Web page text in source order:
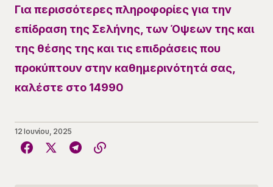
Για περισσότερες πληροφορίες για την
επίδραση της Σελήνης, των Όψεων της και
της θέσης της και τις επιδράσεις που
προκύπτουν στην καθημερινότητά σας,
καλέστε στο 14990
12 Ιουνίου, 2025